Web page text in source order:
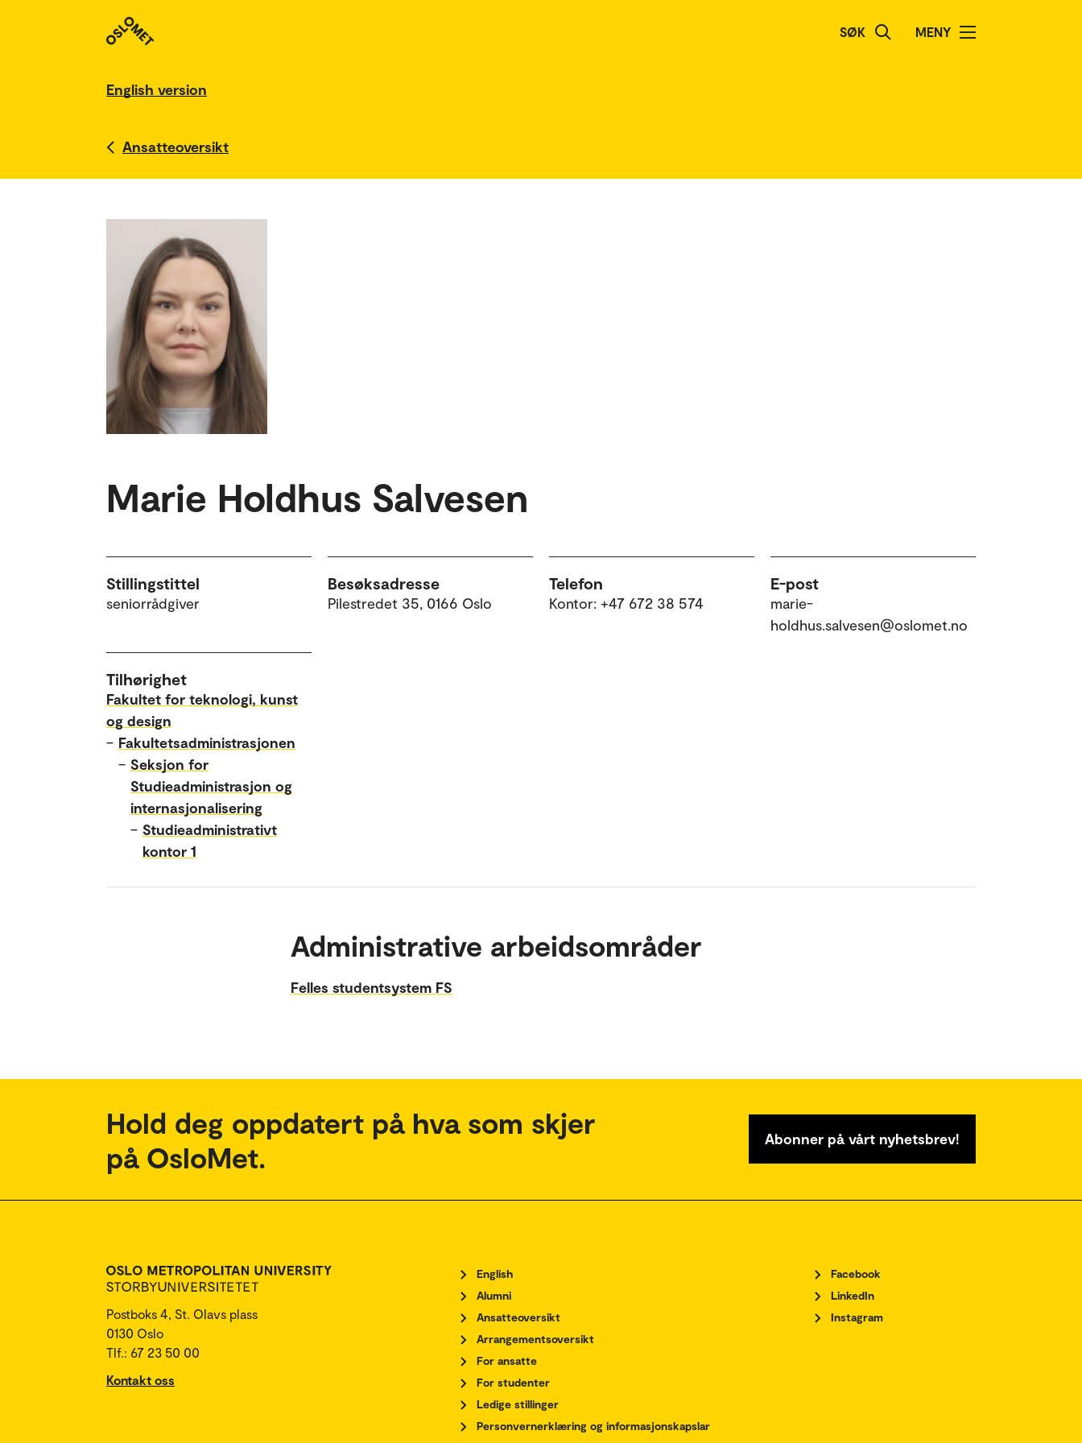
SØK MENY
English version
Ansatteoversikt
Marie Holdhus Salvesen
Stillingstittel
seniorrådgiver
Besøksadresse
Pilestredet 35, 0166 Oslo
Telefon
Kontor: +47 672 38 574
E-post
marie-
holdhus.salvesen@oslomet.no
Tilhørighet
Fakultet for teknologi, kunst
og design
– Fakultetsadministrasjonen
– Seksjon for
Studieadministrasjon og
internasjonalisering
– Studieadministrativt
kontor 1
Administrative arbeidsområder
Felles studentsystem FS
Hold deg oppdatert på hva som skjer
på OsloMet.
Abonner på vårt nyhetsbrev!
Postboks 4, St. Olavs plass
0130 Oslo
Tlf.: 67 23 50 00
Kontakt oss
English
Alumni
Ansatteoversikt
Arrangementsoversikt
For ansatte
For studenter
Ledige stillinger
Personvernerklæring og informasjonskapslar
Facebook
LinkedIn
Instagram